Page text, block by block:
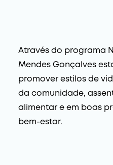
Através do programa
Mendes Gonçalves
promover estilos de
da comunidade,
alimentar e em boas
bem-estar.